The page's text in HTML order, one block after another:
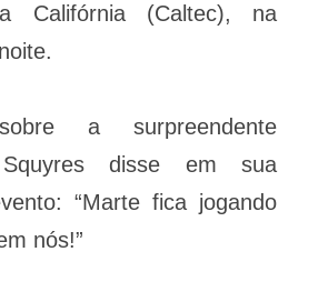
Califórnia (Caltec), na
a surpreendente
Squyres disse em sua
“Marte fica jogando
nós!”